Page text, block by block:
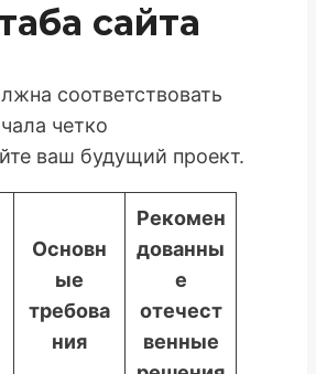
сайта
соответствовать
четко
ваш будущий проект.
Основн
ые
требова
ния
Рекомен
дованны
е
отечест
венные